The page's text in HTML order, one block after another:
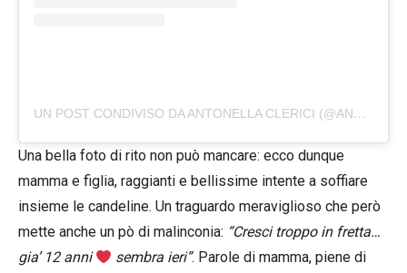
UN POST CONDIVISO DA ANTONELLA CLERICI (@ANTOCLERICI)
Una bella foto di rito non può mancare: ecco dunque
mamma e figlia, raggianti e bellissime intente a soffiare
insieme le candeline. Un traguardo meraviglioso che però
mette anche un pò di malinconia: “Cresci troppo in fretta…
gia’ 12 anni
sembra ieri”. Parole di mamma, piene di